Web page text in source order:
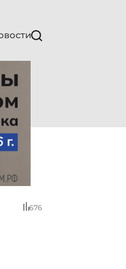
676